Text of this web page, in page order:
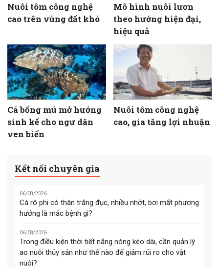
Nuôi tôm công nghệ
cao trên vùng đất khó
Mô hình nuôi lươn
theo hướng hiện đại,
hiệu quả
Cá bống mú mở hướng
sinh kế cho ngư dân
ven biển
Nuôi tôm công nghệ
cao, gia tăng lợi nhuận
Kết nối chuyên gia
06/08/2026
Cá rô phi có thân trắng đục, nhiều nhớt, bơi mất phương
hướng là mắc bệnh gì?
06/08/2026
Trong điều kiện thời tiết nắng nóng kéo dài, cần quản lý
ao nuôi thủy sản như thế nào để giảm rủi ro cho vật
nuôi?